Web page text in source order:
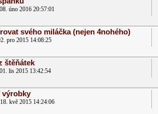
úno 2016 20:57:01
svého miláčka (nejen 4nohého)
pro 2015 14:08:25
štěňátek
lis 2015 13:42:54
výrobky
kvě 2015 14:24:06